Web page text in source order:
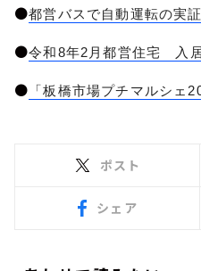
●都営バスで自動運転の実
●令和8年2月都営住宅 入
● 「板橋市場プチマルシェ
ポスト
シェア